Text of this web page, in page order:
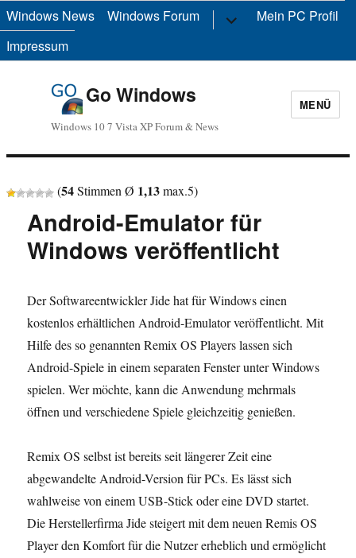
Windows News Windows Forum Untermenü
anzeigen
Mein PC Profil
Impressum
Go Windows
Windows 10 7 Vista XP Forum & News
MENÜ
(54Stimmen Ø 1,13max.5)
Android-Emulator für
Windows veröffentlicht
Der Softwareentwickler Jide hat für Windows einen
kostenlos erhältlichen Android-Emulator veröffentlicht. Mit
Hilfe des so genannten Remix OS Players lassen sich
Android-Spiele in einem separaten Fenster unter Windows
spielen. Wer möchte, kann die Anwendung mehrmals
öffnen und verschiedene Spiele gleichzeitig genießen.
Remix OS selbst ist bereits seit längerer Zeit eine
abgewandelte Android-Version für PCs. Es lässt sich
wahlweise von einem USB-Stick oder eine DVD startet.
Die Herstellerfirma Jide steigert mit dem neuen Remis OS
Player den Komfort für die Nutzer erheblich und ermöglicht